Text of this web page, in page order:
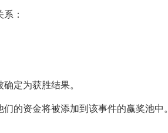
：
定为获胜结果。
的资金将被添加到该事件的赢奖池中。